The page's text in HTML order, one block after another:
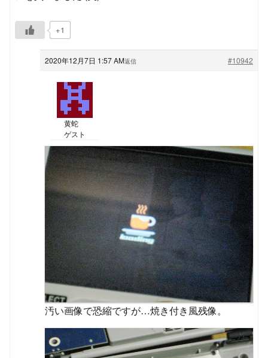
+1
2020年12月7日 1:57 AM #10942
返信
黄蛇
ゲスト
汚い画像で恐縮ですが…焼き付き風残像。